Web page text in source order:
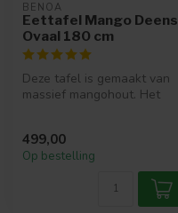
BENOA
Eettafel Mango Deens
Ovaal 180 cm
Deze tafel is gemaakt van
massief mangohout. Het
499,00
Op bestelling